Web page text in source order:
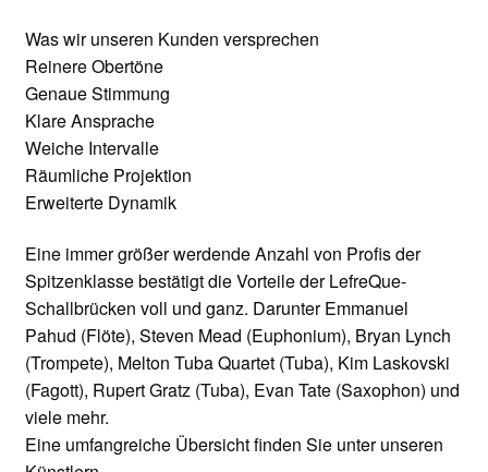
Was wir unseren Kunden versprechen
Reinere Obertöne
Genaue Stimmung
Klare Ansprache
Weiche Intervalle
Räumliche Projektion
Erweiterte Dynamik
Eine immer größer werdende Anzahl von Profis der
Spitzenklasse bestätigt die Vorteile der LefreQue-
Schallbrücken voll und ganz. Darunter Emmanuel
Pahud (Flöte), Steven Mead (Euphonium), Bryan Lynch
(Trompete), Melton Tuba Quartet (Tuba), Kim Laskovski
(Fagott), Rupert Gratz (Tuba), Evan Tate (Saxophon) und
viele mehr.
Eine umfangreiche Übersicht finden Sie unter unseren